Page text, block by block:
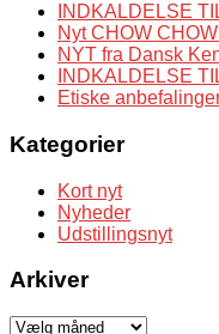
INDKALDELSE
Nyt CHOW
NYT fra Dansk
INDKALDELSE
Etiske
Kategorier
Kort nyt
Nyheder
Udstillingsnyt
Arkiver
Arkiver